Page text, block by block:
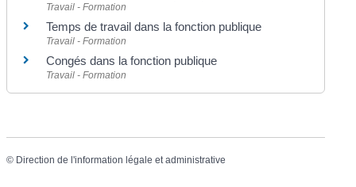
Travail - Formation
Temps de travail dans la fonction publique
Travail - Formation
Congés dans la fonction publique
Travail - Formation
© Direction de l'information légale et administrative